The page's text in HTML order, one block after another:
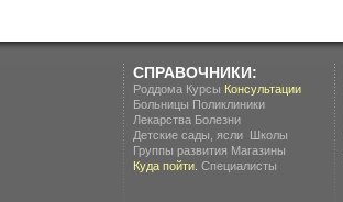
СПРАВОЧНИКИ:
Роддома Курсы Консультации
Больницы Поликлиники
Лекарства Болезни
Детские сады, ясли Школы
Группы развития Магазины
Куда пойти. Специалисты